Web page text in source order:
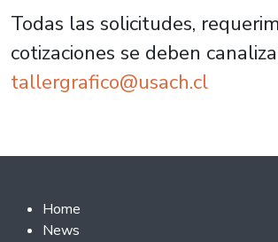
Todas las solicitudes,
cotizaciones se deben
tallergrafico@usach.cl
Footer 2
Home
News